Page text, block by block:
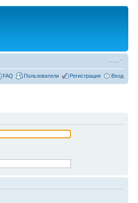
FAQ Пользователи Регистрация Вход